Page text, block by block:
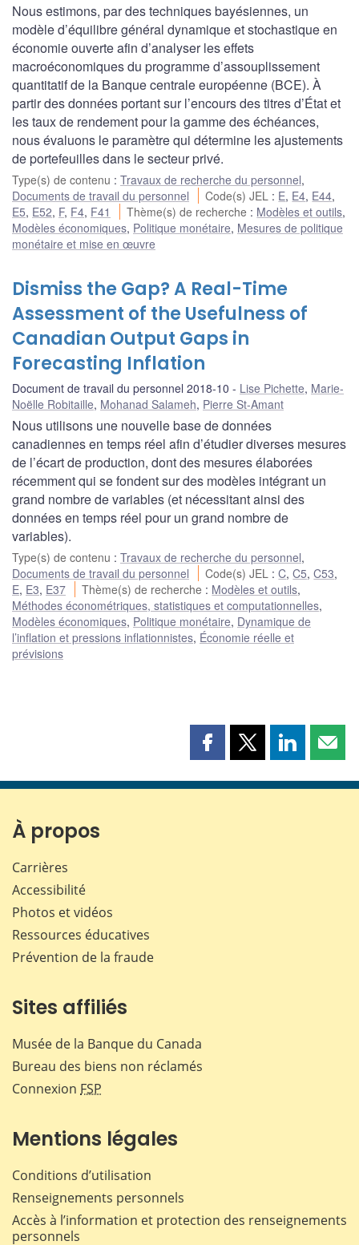
Nous estimons, par des techniques bayésiennes, un
modèle d’équilibre général dynamique et stochastique en
économie ouverte afin d’analyser les effets
macroéconomiques du programme d’assouplissement
quantitatif de la Banque centrale européenne (BCE). À
partir des données portant sur l’encours des titres d’État et
les taux de rendement pour la gamme des échéances,
nous évaluons le paramètre qui détermine les ajustements
de portefeuilles dans le secteur privé.
Type(s) de contenu : Travaux de recherche du personnel,
Documents de travail du personnel
Code(s) JEL : E, E4, E44,
E5, E52, F, F4, F41 Thème(s) de recherche : Modèles et outils,
Modèles économiques, Politique monétaire, Mesures de politique
monétaire et mise en œuvre
Dismiss the Gap? A Real-Time
Assessment of the Usefulness of
Canadian Output Gaps in
Forecasting Inflation
Document de travail du personnel 2018-10 Lise Pichette, Marie-
Noëlle Robitaille, Mohanad Salameh, Pierre St-Amant
Nous utilisons une nouvelle base de données
canadiennes en temps réel afin d’étudier diverses mesures
de l’écart de production, dont des mesures élaborées
récemment qui se fondent sur des modèles intégrant un
grand nombre de variables (et nécessitant ainsi des
données en temps réel pour un grand nombre de
variables).
Type(s) de contenu : Travaux de recherche du personnel,
Documents de travail du personnel
Code(s) JEL :C,C5,C53,
E, E3, E37 Thème(s) de recherche : Modèles et outils,
Méthodes économétriques, statistiques et computationnelles,
Modèles économiques, Politique monétaire, Dynamique de
l’inflation et pressions inflationnistes, Économie réelle et
prévisions
Partager
page
Partager
page
Partager
page page
À propos
Carrières
Accessibilité
Photos et vidéos
Ressources éducatives
Prévention de la fraude
Sites affiliés
Musée de la Banque du Canada
Bureau des biens non réclamés
Connexion FSP
Mentions légales
Conditions d’utilisation
Renseignements personnels
Accès à l’information et protection des renseignements
personnels